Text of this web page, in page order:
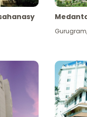
Gurugram